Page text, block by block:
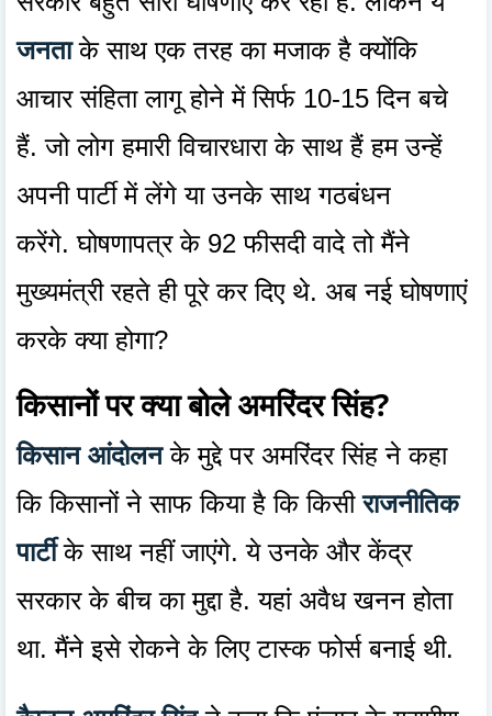
जनताके साथ एक तरह का मजाक है क्योंकि
आचार संहिता लागू होने में सिर्फ 10-15 दिन बचे
हैं. जो लोग हमारी विचारधारा के साथ हैं हम उन्हें
अपनी पार्टी में लेंगे या उनके साथ गठबंधन
करेंगे. घोषणापत्र के 92 फीसदी वादे तो मैंने
मुख्यमंत्री रहते ही पूरे कर दिए थे. अब नई घोषणाएं
करके क्या होगा?
किसानों पर क्या बोले अमरिंदर सिंह?
किसान आंदोलनके मुद्दे पर अमरिंदर सिंह ने कहा
कि किसानों ने साफ किया है कि किसीराजनीतिक
पार्टीके साथ नहीं जाएंगे. ये उनके और केंद्र
सरकार के बीच का मुद्दा है. यहां अवैध खनन होता
था. मैंने इसे रोकने के लिए टास्क फोर्स बनाई थी.